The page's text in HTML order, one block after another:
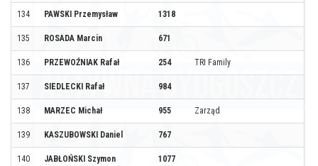
134 PAWSKI Przemysław 1318
135 ROSADA Marcin 671
136 PRZEWOŹNIAK Rafał 254 TRI Family
137 SIEDLECKI Rafał 984
138 MARZEC Michał 955 Zarząd
139 KASZUBOWSKI Daniel 767
140 JABŁOŃSKI Szymon 1077